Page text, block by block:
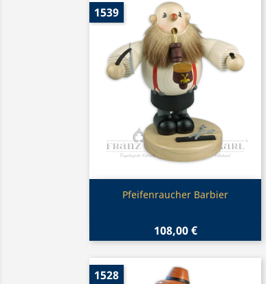
Vorschau
Pfeifenraucher Barbier
108,00 €
1539
1528